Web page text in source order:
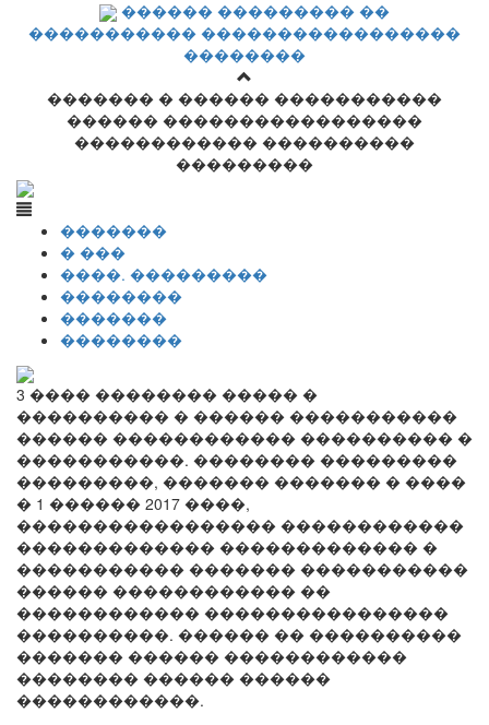
������ ��������� ��
����������� �����������������
��������
������� � ������ �����������
������ �����������������
������������ ����������
���������
�������
� ���
����. ���������
��������
�������
��������
3 ���� �������� ����� �
���������� � ������ �����������
������ ������������ ���������� �
�����������. �������� ���������
���������, ������� ������� � ����
� 1 ������ 2017 ����,
����������������� ������������
������������� ������������� �
����������� ������� �����������
������ ������������ ��
������������ ����������������
����������. ������ �� ����������
������� ������ ������������
�������� ������ ������
������������.